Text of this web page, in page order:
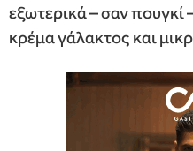
εξωτερικά – σαν πουγκί
κρέμα γάλακτος και